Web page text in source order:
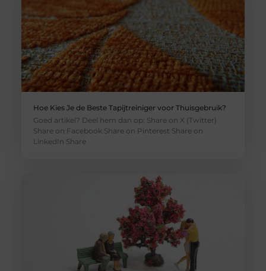
Hoe Kies Je de Beste Tapijtreiniger voor Thuisgebruik?
Goed artikel? Deel hem dan op: Share on X (Twitter)
Share on Facebook Share on Pinterest Share on
LinkedIn Share